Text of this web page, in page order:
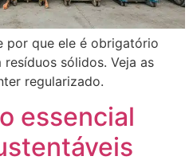
por que ele é obrigatório
sólidos. Veja as
regularizado.
essencial